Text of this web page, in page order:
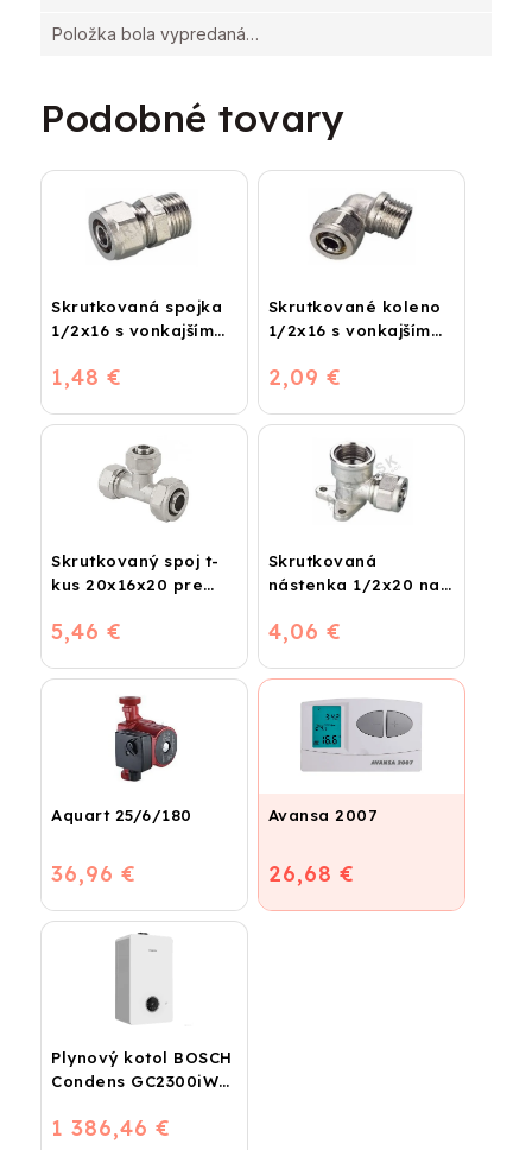
Položka bola vypredaná…
Podobné tovary
Skrutkovaná spojka
1/2x16 s vonkajším
1,48 €
Skrutkované koleno
1/2x16 s vonkajším
2,09 €
Skrutkovaný spoj t-
kus 20x16x20 pre
5,46 €
Skrutkovaná
nástenka 1/2x20 na
4,06 €
Aquart 25/6/180
36,96 €
Avansa 2007
26,68 €
Plynový kotol BOSCH
Condens GC2300iW
kondenzačný
1 386,46 €